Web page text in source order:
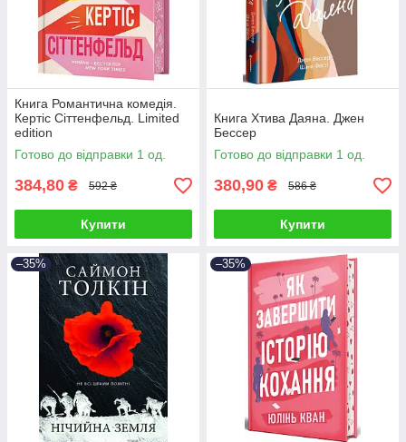
Книга Романтична комедія.
Кертіс Сіттенфельд. Limited
edition
Готово до відправки 1 од.
384,80 ₴ 592 ₴
Купити
Книга Хтива Даяна. Джен
Бессер
Готово до відправки 1 од.
380,90 ₴ 586 ₴
Купити
–35% –35%